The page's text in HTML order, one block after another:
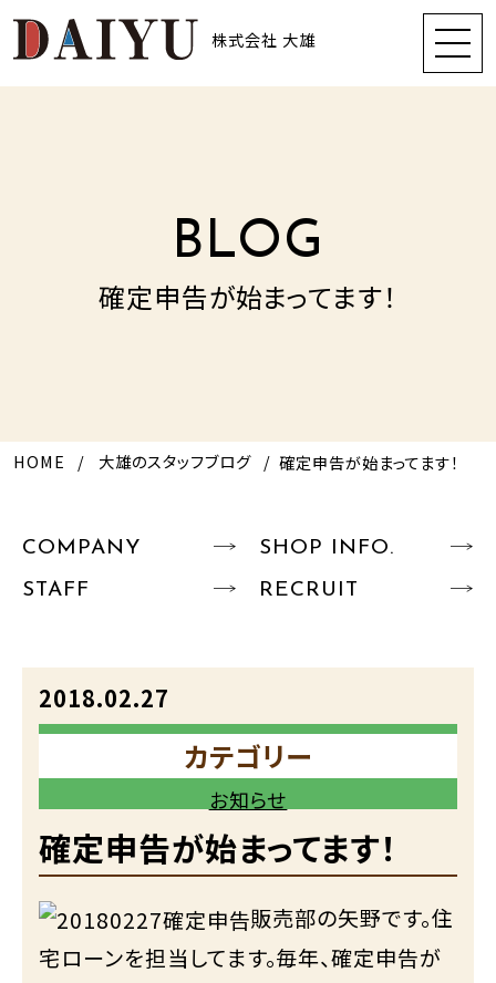
株式会社 大雄
BLOG
確定申告が始まってます！
HOME 大雄のスタッフブログ 確定申告が始まってます！
COMPANY
SHOP INFO.
STAFF
RECRUIT
2018.02.27
カテゴリー
お知らせ
確定申告が始まってます！
販売部の矢野です。住
宅ローンを担当してます。毎年、確定申告が